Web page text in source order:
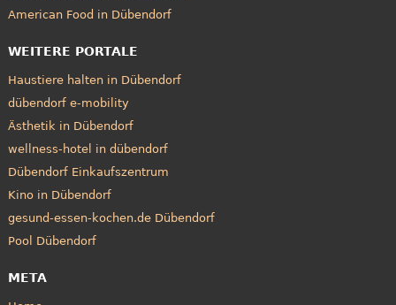
American Food in Dübendorf
WEITERE PORTALE
Haustiere halten in Dübendorf
dübendorf e-mobility
Ästhetik in Dübendorf
wellness-hotel in dübendorf
Dübendorf Einkaufszentrum
Kino in Dübendorf
gesund-essen-kochen.de Dübendorf
Pool Dübendorf
META